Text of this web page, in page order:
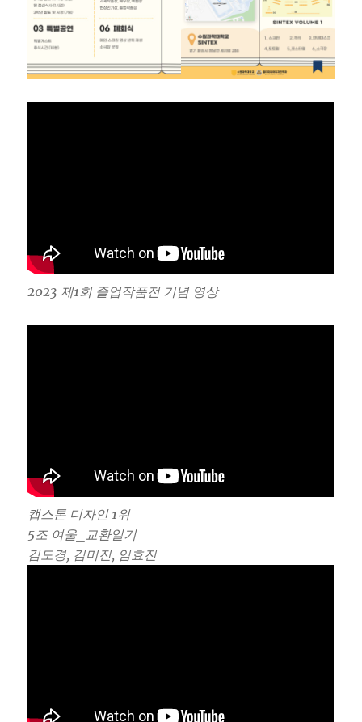
2023 제1회 졸업작품전 기념 영상
캡스톤 디자인 1위
5조 여울_교환일기
김도경, 김미진, 임효진